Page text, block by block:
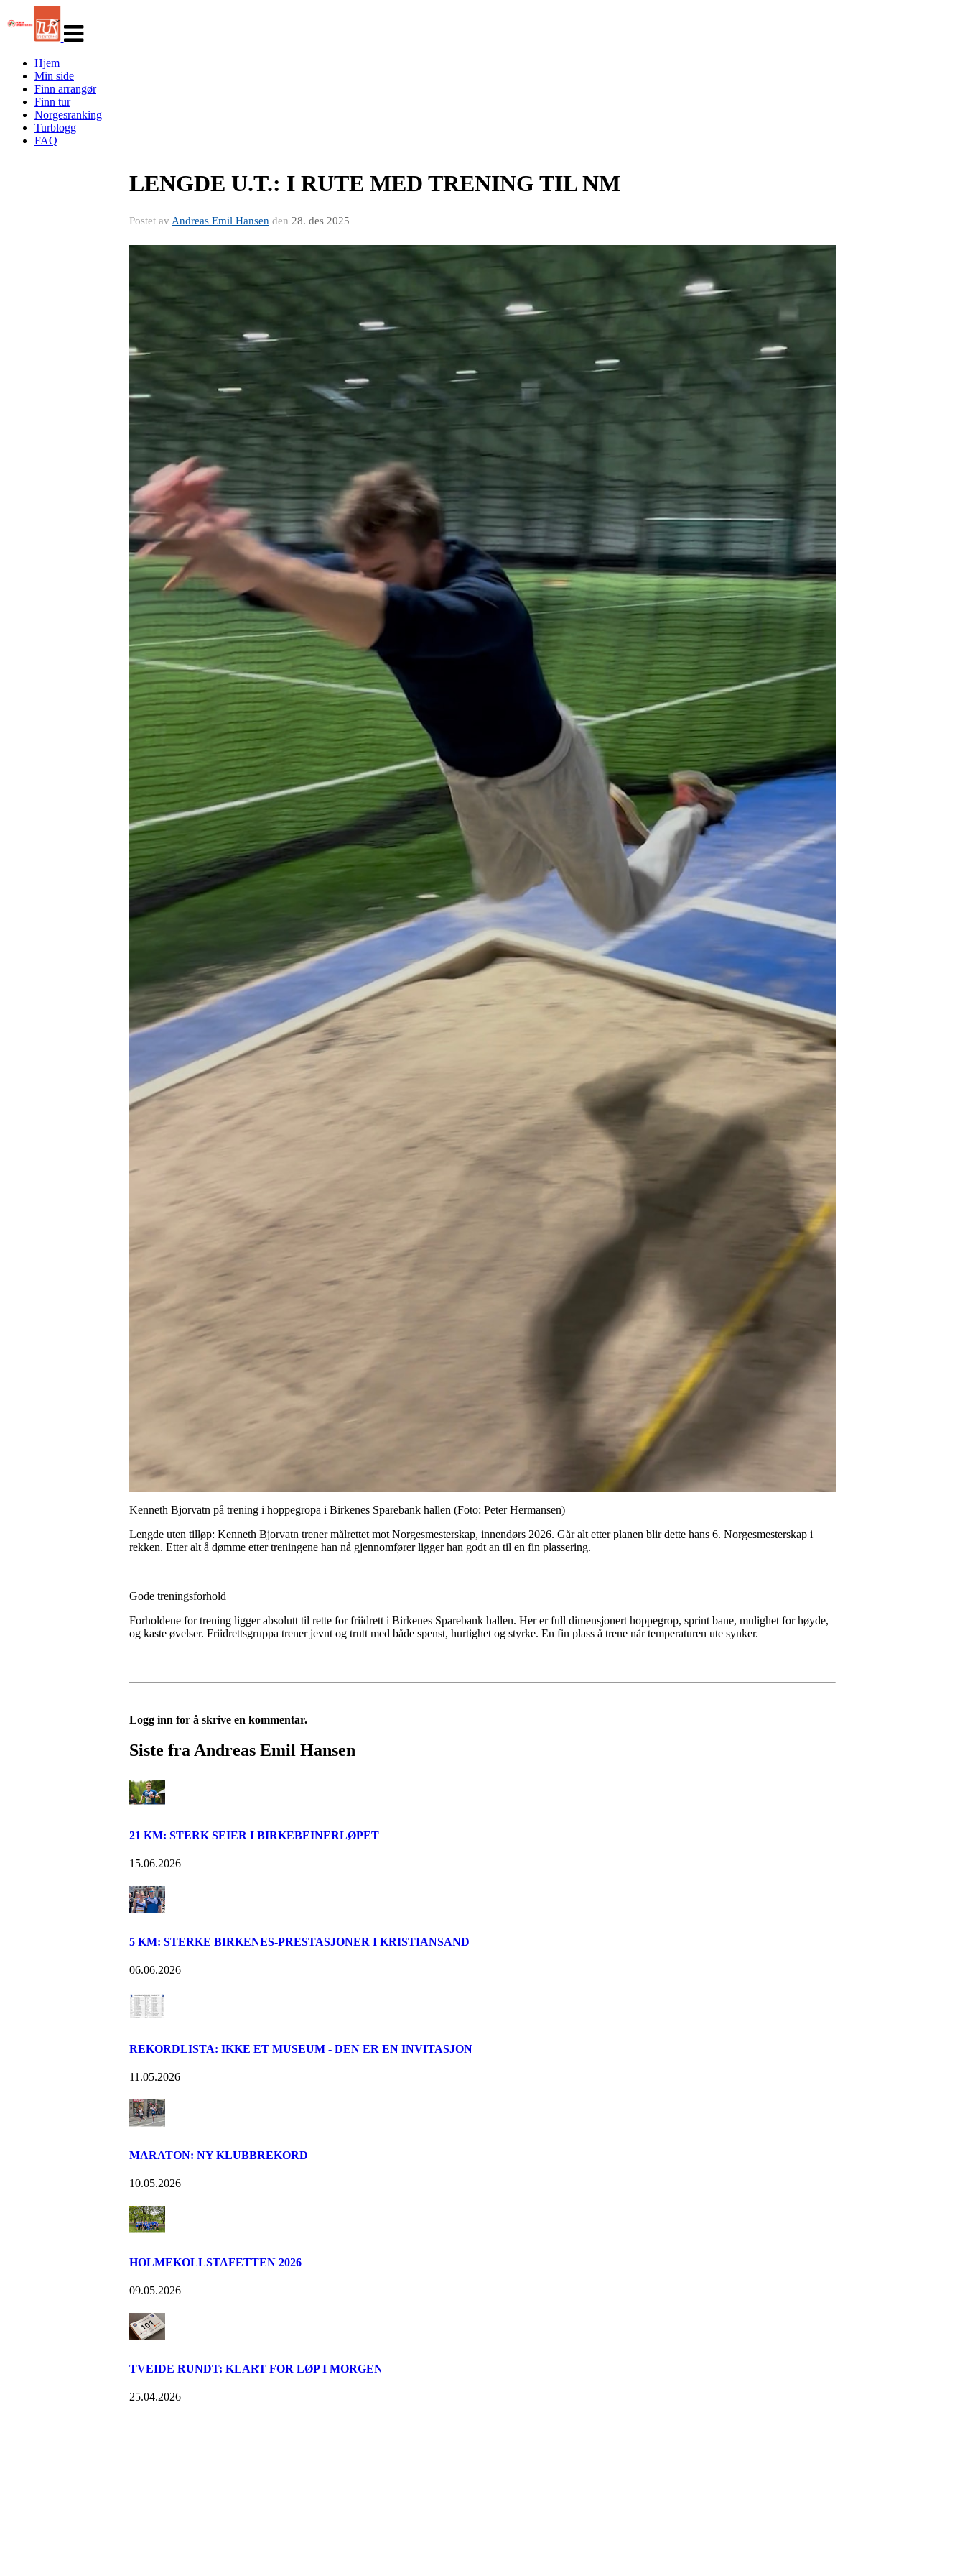
navigasjon
Hjem
Min side
Finn arrangør
Finn tur
Norgesranking
Turblogg
FAQ
LENGDE U.T.: I RUTE MED TRENING TIL NM
Postet av Andreas Emil Hansen den 28. des 2025
Kenneth Bjorvatn på trening i hoppegropa i Birkenes Sparebank hallen (Foto: Peter Hermansen)
Lengde uten tilløp: Kenneth Bjorvatn trener målrettet mot Norgesmesterskap, innendørs 2026. Går alt etter planen blir dette hans 6. Norgesmesterskap i
rekken. Etter alt å dømme etter treningene han nå gjennomfører ligger han godt an til en fin plassering.
Gode treningsforhold
Forholdene for trening ligger absolutt til rette for friidrett i Birkenes Sparebank hallen. Her er full dimensjonert hoppegrop, sprint bane, mulighet for høyde,
og kaste øvelser. Friidrettsgruppa trener jevnt og trutt med både spenst, hurtighet og styrke. En fin plass å trene når temperaturen ute synker.
Logg inn for å skrive en kommentar.
Siste fra Andreas Emil Hansen
21 KM: STERK SEIER I BIRKEBEINERLØPET
15.06.2026
5 KM: STERKE BIRKENES-PRESTASJONER I KRISTIANSAND
06.06.2026
REKORDLISTA: IKKE ET MUSEUM - DEN ER EN INVITASJON
11.05.2026
MARATON: NY KLUBBREKORD
10.05.2026
HOLMEKOLLSTAFETTEN 2026
09.05.2026
TVEIDE RUNDT: KLART FOR LØP I MORGEN
25.04.2026